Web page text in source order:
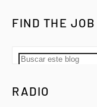
FIND THE
RADIO